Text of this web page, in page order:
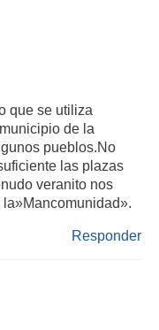
que se utiliza
de la
pueblos.No
las plazas
veranito nos
Responder